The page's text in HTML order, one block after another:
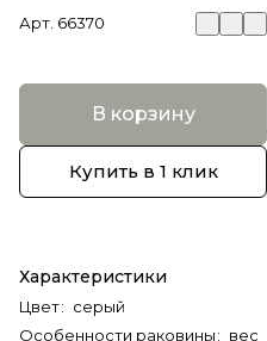
Арт. 66370
В корзину
Купить в 1 клик
Характеристики
Цвет: серый
Особенности раковины: вес